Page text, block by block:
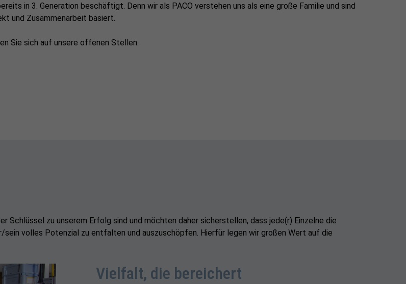
in 3. Generation beschäftigt. Denn wir als PACO verstehen uns als eine große Familie und sind
und Zusammenarbeit basiert.
Sie sich auf unsere offenen Stellen.
Schlüssel zu unserem Erfolg sind und möchten daher sicherstellen, dass jede(r) Einzelne die
volles Potenzial zu entfalten und auszuschöpfen. Hierfür legen wir großen Wert auf die
Vielfalt, die bereichert